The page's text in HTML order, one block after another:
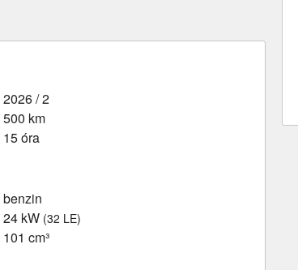
2026 / 2
500 km
15 óra
benzin
24 kW (32 LE)
101 cm³